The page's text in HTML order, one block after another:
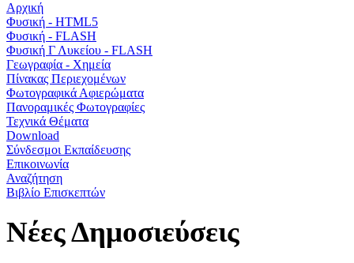
Αρχική
Φυσική - HTML5
Φυσική - FLASH
Φυσική Γ Λυκείου - FLASH
Γεωγραφία - Χημεία
Πίνακας Περιεχομένων
Φωτογραφικά Αφιερώματα
Πανοραμικές Φωτογραφίες
Τεχνικά Θέματα
Download
Σύνδεσμοι Εκπαίδευσης
Επικοινωνία
Αναζήτηση
Βιβλίο Επισκεπτών
Νέες Δημοσιεύσεις